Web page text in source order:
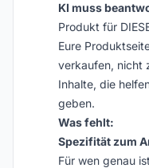
KI muss
Produkt für
Eure
verkaufen, nicht
Inhalte, die
geben.
Was fehlt:
Spezifität zum
Für wen genau